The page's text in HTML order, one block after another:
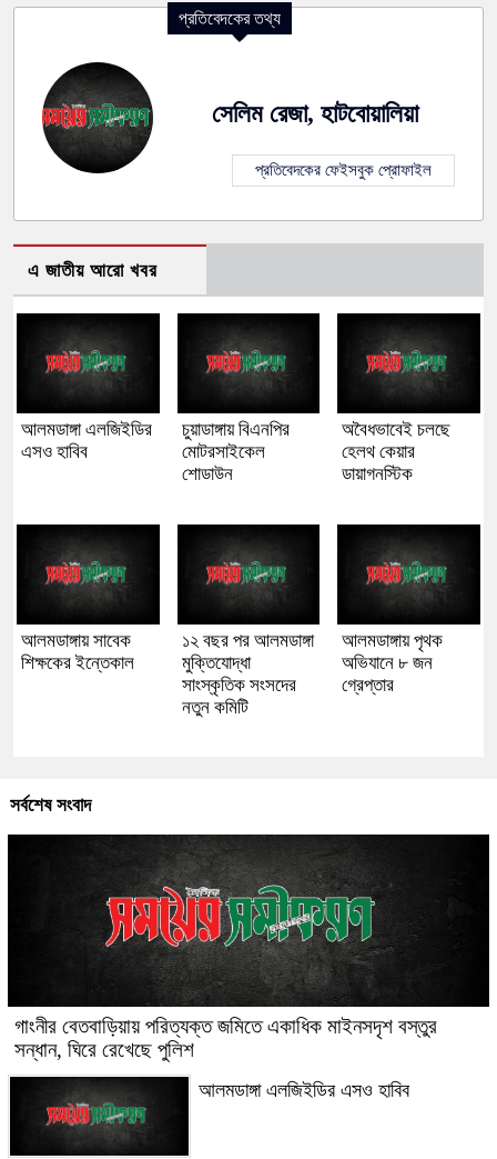
প্রতিবেদকের তথ্য
সেলিম রেজা, হাটবোয়ালিয়া
প্রতিবেদকের ফেইসবুক প্রোফাইল
এ জাতীয় আরো খবর
আলমডাঙ্গা এলজিইডির
এসও হাবিব
চুয়াডাঙ্গায় বিএনপির
মোটরসাইকেল
শোডাউন
অবৈধভাবেই চলছে
হেলথ কেয়ার
ডায়াগনস্টিক
আলমডাঙ্গায় সাবেক
শিক্ষকের ইন্তেকাল
১২ বছর পর আলমডাঙ্গা
মুক্তিযোদ্ধা
সাংস্কৃতিক সংসদের
নতুন কমিটি
আলমডাঙ্গায় পৃথক
অভিযানে ৮ জন
গ্রেপ্তার
সর্বশেষ সংবাদ
গাংনীর বেতবাড়িয়ায় পরিত্যক্ত জমিতে একাধিক মাইনসদৃশ বস্তুর
সন্ধান, ঘিরে রেখেছে পুলিশ
আলমডাঙ্গা এলজিইডির এসও হাবিব